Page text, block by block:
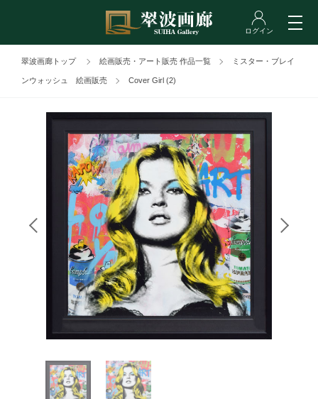
翠波画廊トップ 絵画販売・アート販売 作品一覧 ミスター・ブレイ
ンウォッシュ 絵画販売 Cover Girl (2)